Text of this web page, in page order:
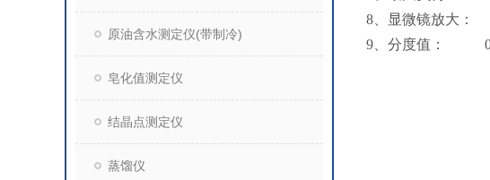
原油含水测定仪(带制冷)
皂化值测定仪
结晶点测定仪
蒸馏仪
8、显微镜放大
9、分度值：